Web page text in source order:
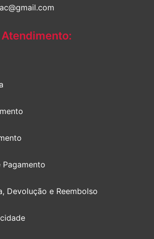
Pagamento
Devolução e Reembolso